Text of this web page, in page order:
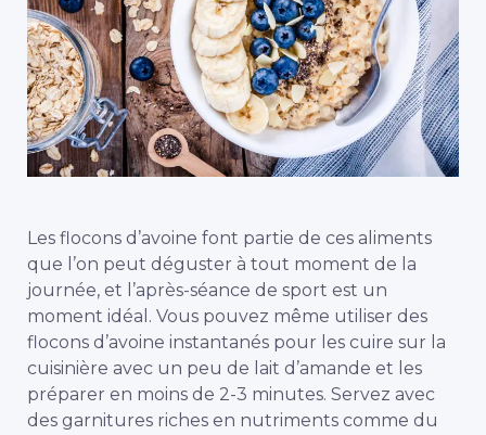
Les flocons d’avoine font partie de ces aliments
que l’on peut déguster à tout moment de la
journée, et l’après-séance de sport est un
moment idéal. Vous pouvez même utiliser des
flocons d’avoine instantanés pour les cuire sur la
cuisinière avec un peu de lait d’amande et les
préparer en moins de 2-3 minutes. Servez avec
des garnitures riches en nutriments comme du